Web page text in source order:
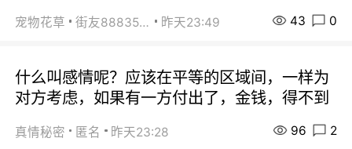
宠物花草 街友88835518 昨天23:49 43 0
什么叫感情呢？应该在平等的区域间，一样为
对方考虑，如果有一方付出了，金钱，得不到
真情秘密 匿名 昨天23:28 96 2